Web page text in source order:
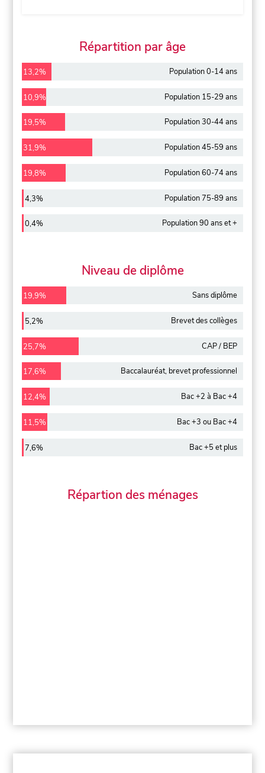
Répartition par âge
13,2% Population 0-14 ans
10,9% Population 15-29 ans
19,5% Population 30-44 ans
31,9% Population 45-59 ans
19,8% Population 60-74 ans
4,3% Population 75-89 ans
0,4% Population 90 ans et +
Niveau de diplôme
19,9% Sans diplôme
5,2% Brevet des collèges
25,7% CAP / BEP
17,6% Baccalauréat, brevet professionnel
12,4% Bac +2 à Bac +4
11,5% Bac +3 ou Bac +4
7,6% Bac +5 et plus
Répartion des ménages